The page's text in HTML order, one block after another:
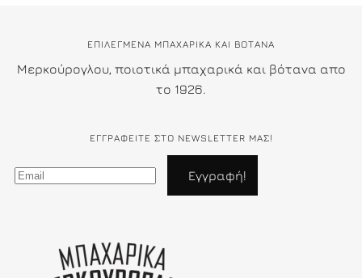
ΕΠΙΛΕΓΜΕΝΑ ΜΠΑΧΑΡΙΚΑ ΚΑΙ ΒΟΤΑΝΑ
Μερκούρογλου, ποιοτικά μπαχαρικά και βότανα απο
το 1926.
ΕΓΓΡΑΦΕΊΤΕ ΣΤΟ NEWSLETTER ΜΑΣ!